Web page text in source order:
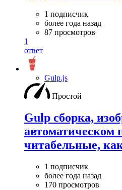
1 подписчик
более года назад
87 просмотров
1
ответ
Gulp.js
Простой
Gulp сборка,
автоматическом
читабельные,
1 подписчик
более года назад
170 просмотров